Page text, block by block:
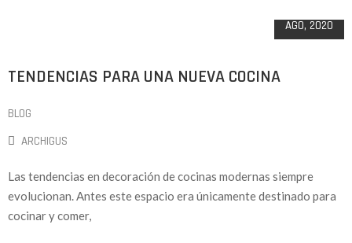
AGO, 2020
TENDENCIAS PARA UNA NUEVA COCINA
BLOG
ARCHIGUS
Las tendencias en decoración de cocinas modernas siempre
evolucionan. Antes este espacio era únicamente destinado para
cocinar y comer,